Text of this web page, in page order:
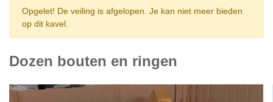
Opgelet! De veiling is afgelopen. Je kan niet meer bieden
op dit kavel.
Dozen bouten en ringen